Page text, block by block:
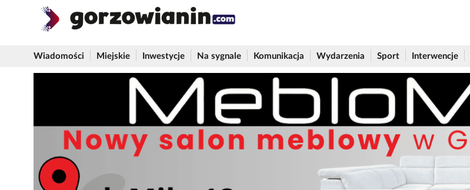
Wiadomości Miejskie Inwestycje Na sygnale Komunikacja Wydarzenia Sport Interwencje